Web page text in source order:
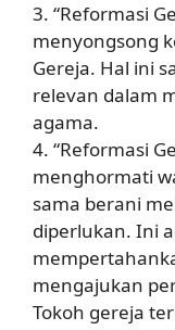
3. “Reformasi
menyongsong
Gereja. Hal ini
relevan dalam
agama.
4. “Reformasi
menghormati
sama berani
diperlukan. Ini
mengajukan
Tokoh gereja